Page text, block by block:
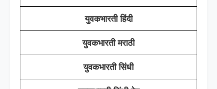
युवकभारती हिंदी
युवकभारती मराठी
युवकभारती सिंधी